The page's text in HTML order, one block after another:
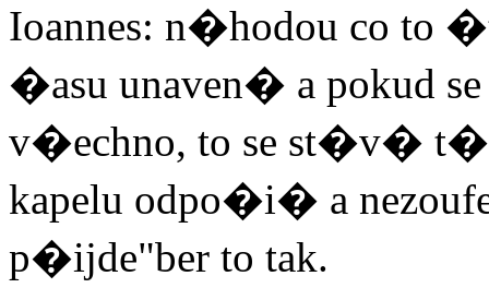
Ioannes: n�hodou co
�asu unaven� a pokud
v�echno, to se st�v�
kapelu odpo�i� a
p�ijde"ber to tak.